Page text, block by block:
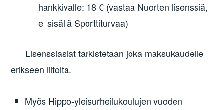
hankkivalle: 18 € (vastaa Nuorten lisenssiä,
ei sisällä Sporttiturvaa)
Lisenssiasiat tarkistetaan joka maksukaudelle
erikseen liitolta.
Myös Hippo-yleisurheilukoulujen vuoden